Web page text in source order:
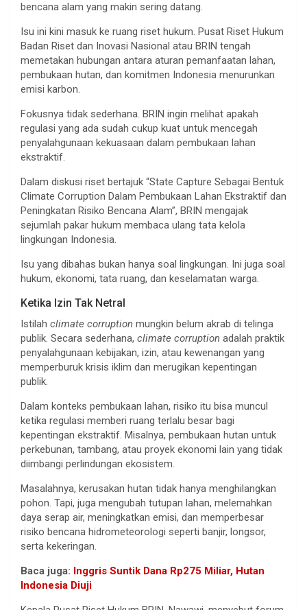
bencana alam yang makin sering datang.
Isu ini kini masuk ke ruang riset hukum. Pusat Riset Hukum
Badan Riset dan Inovasi Nasional atau BRIN tengah
memetakan hubungan antara aturan pemanfaatan lahan,
pembukaan hutan, dan komitmen Indonesia menurunkan
emisi karbon.
Fokusnya tidak sederhana. BRIN ingin melihat apakah
regulasi yang ada sudah cukup kuat untuk mencegah
penyalahgunaan kekuasaan dalam pembukaan lahan
ekstraktif.
Dalam diskusi riset bertajuk “State Capture Sebagai Bentuk
Climate Corruption Dalam Pembukaan Lahan Ekstraktif dan
Peningkatan Risiko Bencana Alam”, BRIN mengajak
sejumlah pakar hukum membaca ulang tata kelola
lingkungan Indonesia.
Isu yang dibahas bukan hanya soal lingkungan. Ini juga soal
hukum, ekonomi, tata ruang, dan keselamatan warga.
Ketika Izin Tak Netral
Istilah climate corruption mungkin belum akrab di telinga
publik. Secara sederhana, climate corruption adalah praktik
penyalahgunaan kebijakan, izin, atau kewenangan yang
memperburuk krisis iklim dan merugikan kepentingan
publik.
Dalam konteks pembukaan lahan, risiko itu bisa muncul
ketika regulasi memberi ruang terlalu besar bagi
kepentingan ekstraktif. Misalnya, pembukaan hutan untuk
perkebunan, tambang, atau proyek ekonomi lain yang tidak
diimbangi perlindungan ekosistem.
Masalahnya, kerusakan hutan tidak hanya menghilangkan
pohon. Tapi, juga mengubah tutupan lahan, melemahkan
daya serap air, meningkatkan emisi, dan memperbesar
risiko bencana hidrometeorologi seperti banjir, longsor,
serta kekeringan.
Baca juga: Inggris Suntik Dana Rp275 Miliar, Hutan
Indonesia Diuji